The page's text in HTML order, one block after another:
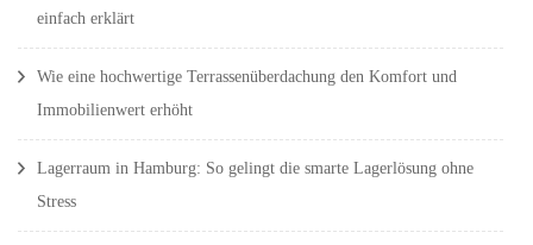
einfach erklärt
Wie eine hochwertige Terrassenüberdachung den Komfort und
Immobilienwert erhöht
Lagerraum in Hamburg: So gelingt die smarte Lagerlösung ohne
Stress